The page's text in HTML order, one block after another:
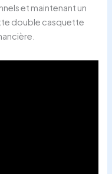
et maintenant un
double casquette